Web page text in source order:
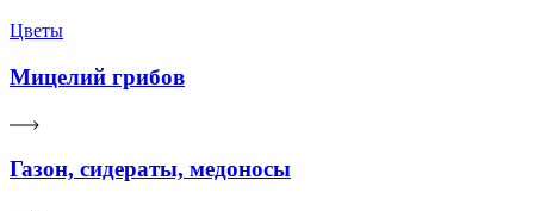
Цветы
Мицелий грибов
Газон, сидераты, медоносы